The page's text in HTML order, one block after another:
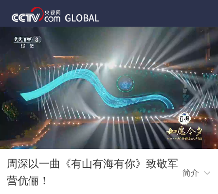
周深以一曲《有山有海有你》致敬军
营伉俪！
简介